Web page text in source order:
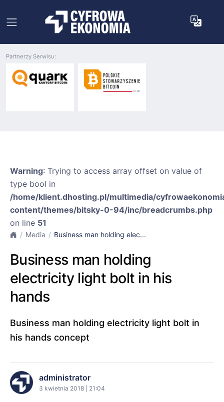
Partnerzy Serwisu:
Warning: Trying to access array offset on value of
type bool in
/home/klient.dhosting.pl/multimedia/
content/themes/bitsky-0-94/inc/breadcrumbs.php
on line 51
Media Business man holding elec...
Business man holding
electricity light bolt in his
hands
Business man holding electricity light bolt in
his hands concept
administrator
3 kwietnia 2018 | 21:04